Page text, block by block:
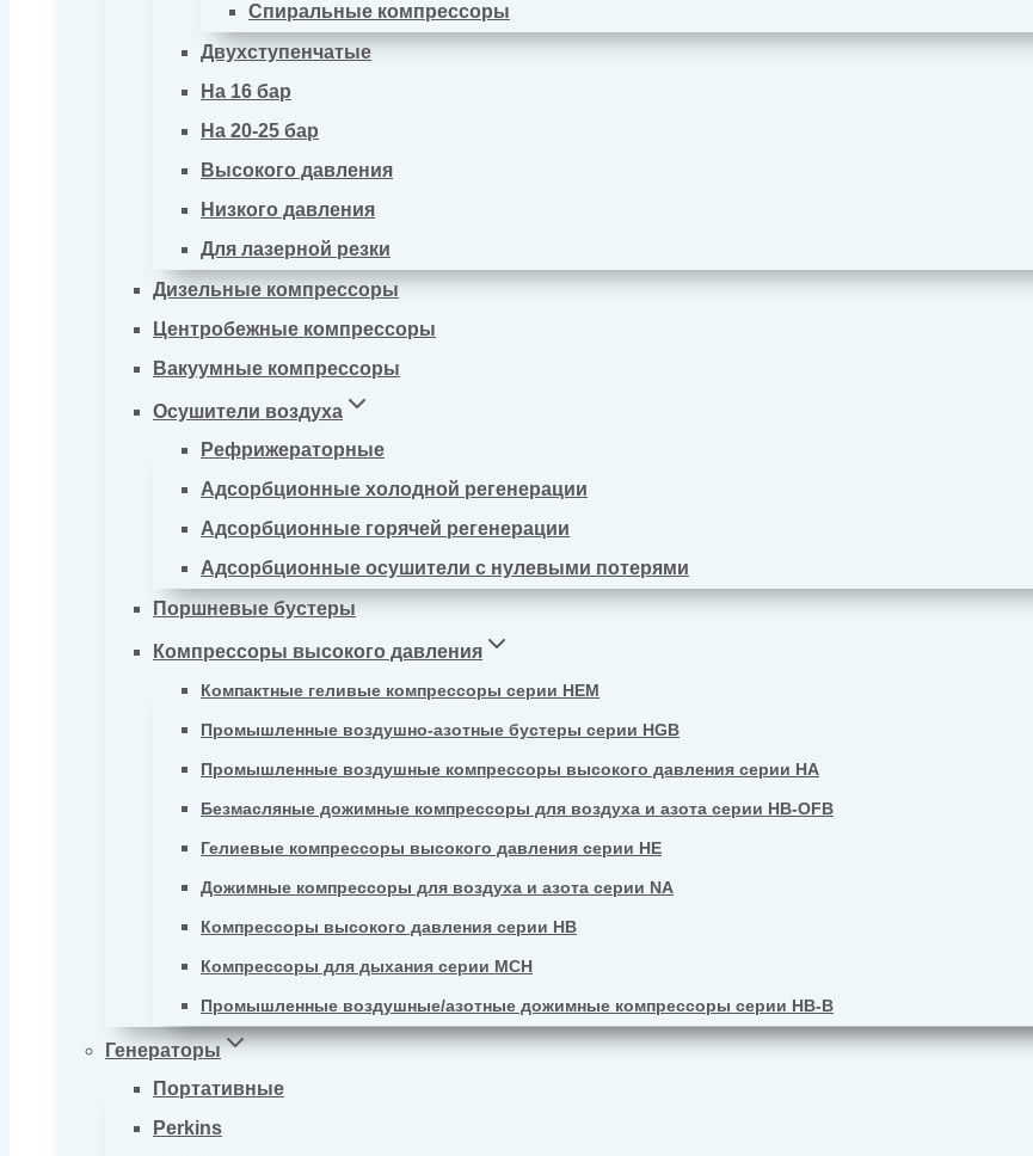
Спиральные компрессоры
Двухступенчатые
На 16 бар
На 20-25 бар
Высокого давления
Низкого давления
Для лазерной резки
Дизельные компрессоры
Центробежные компрессоры
Вакуумные компрессоры
Осушители воздуха
Рефрижераторные
Адсорбционные холодной регенерации
Адсорбционные горячей регенерации
Адсорбционные осушители с нулевыми потерями
Поршневые бустеры
Компрессоры высокого давления
Компактные геливые компрессоры серии HEM
Промышленные воздушно-азотные бустеры серии HGB
Промышленные воздушные компрессоры высокого давления серии HA
Безмасляные дожимные компрессоры для воздуха и азота серии HB-OFB
Гелиевые компрессоры высокого давления серии HE
Дожимные компрессоры для воздуха и азота серии NA
Компрессоры высокого давления серии HB
Компрессоры для дыхания серии MCH
Промышленные воздушные/азотные дожимные компрессоры серии HB-B
Генераторы
Портативные
Perkins